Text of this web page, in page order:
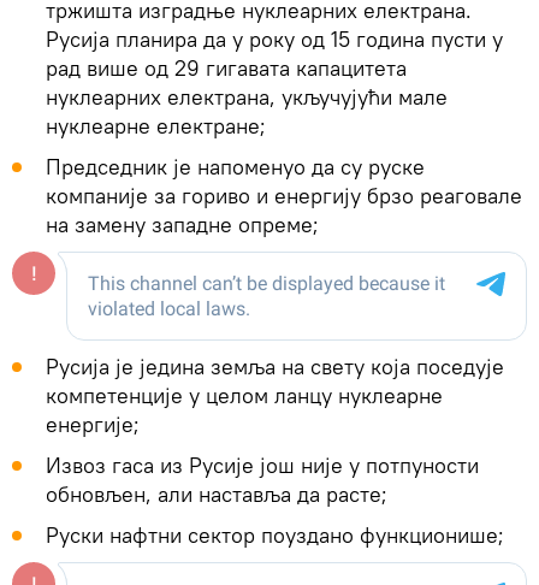
тржишта изградње нуклеарних електрана.
Русија планира да у року од 15 година пусти у
рад више од 29 гигавата капацитета
нуклеарних електрана, укључујући мале
нуклеарне електране;
Председник је напоменуо да су руске
компаније за гориво и енергију брзо реаговале
на замену западне опреме;
Русија је једина земља на свету која поседује
компетенције у целом ланцу нуклеарне
енергије;
Извоз гаса из Русије још није у потпуности
обновљен, али наставља да расте;
Руски нафтни сектор поуздано функционише;